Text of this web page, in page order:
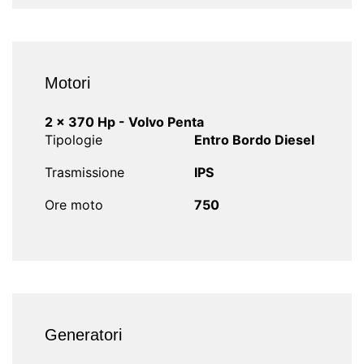
Motori
2 x 370 Hp - Volvo Penta
Tipologie
Entro Bordo Diesel
Trasmissione
IPS
Ore moto
750
Generatori